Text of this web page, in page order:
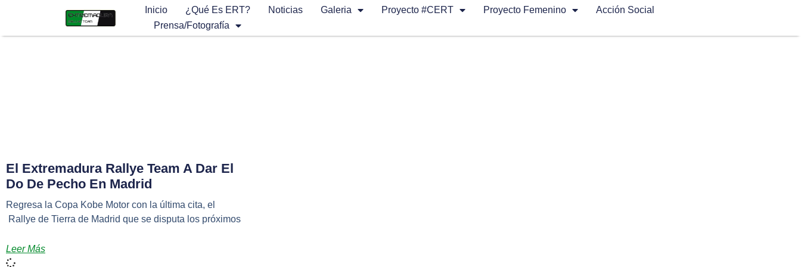
Inicio ¿Qué Es ERT? Noticias Galeria Proyecto #CERT Proyecto Femenino
Acción Social
Prensa/Fotografía
El Extremadura Rallye Team A Dar El
Do De Pecho En Madrid
Regresa la Copa Kobe Motor con la última cita, el
Rallye de Tierra de Madrid que se disputa los próximos
Leer Más